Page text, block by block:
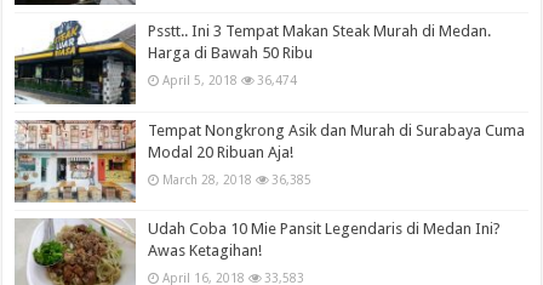
Psstt.. Ini 3 Tempat Makan Steak Murah di Medan.
Harga di Bawah 50 Ribu
April 5, 2018 36,474
Tempat Nongkrong Asik dan Murah di Surabaya Cuma
Modal 20 Ribuan Aja!
March 28, 2018 36,385
Udah Coba 10 Mie Pansit Legendaris di Medan Ini?
Awas Ketagihan!
April 16, 2018 33,583